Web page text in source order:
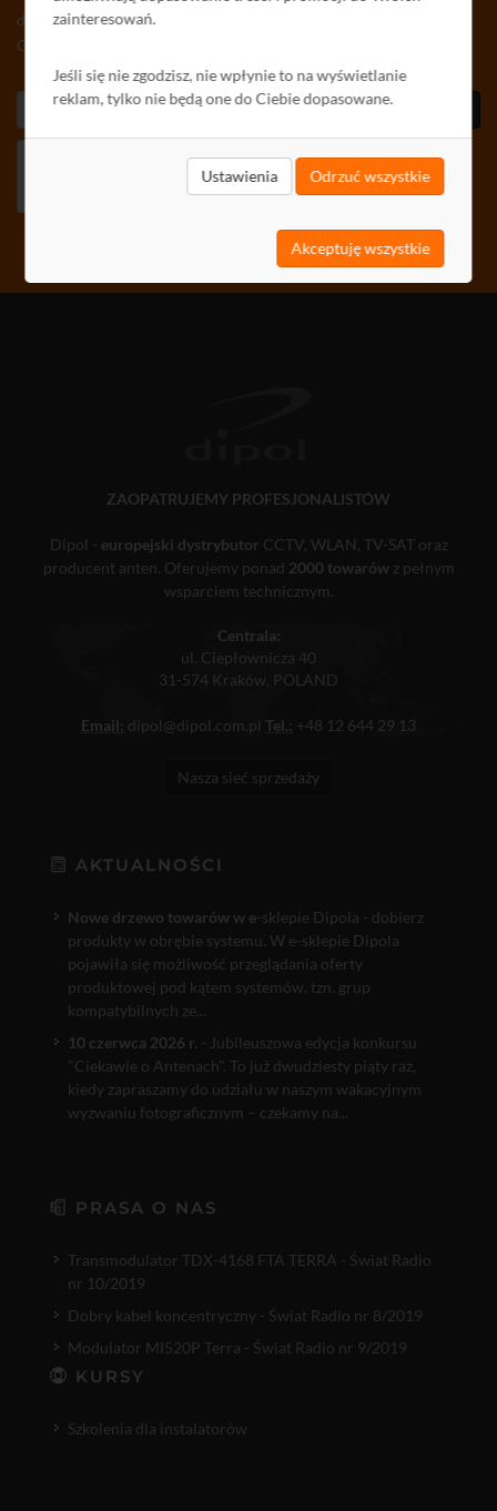
zainteresowań.
Jeśli się nie zgodzisz, nie wpłynie to na wyświetlanie
reklam, tylko nie będą one do Ciebie dopasowane.
Ustawienia Odrzuć wszystkie
Akceptuję wszystkie
drogą elektroniczną od DIPOL sp. z o.o. (dawniej: DIPOL
Gołaszewski, Waśniowski Spółka Jawna)
Zaprenumeruj
ZAOPATRUJEMY PROFESJONALISTÓW
Dipol - europejski dystrybutor CCTV, WLAN, TV-SAT oraz
producent anten. Oferujemy ponad 2000 towarówz pełnym
wsparciem technicznym.
Centrala:
ul. Ciepłownicza 40
31-574 Kraków, POLAND
Email: dipol@dipol.com.pl Tel.: +48 12 644 29 13
Nasza sieć sprzedaży
AKTUALNOŚCI
Nowe drzewo towarów w e-sklepie Dipola - dobierz
produkty w obrębie systemu. W e-sklepie Dipola
pojawiła się możliwość przeglądania oferty
produktowej pod kątem systemów, tzn. grup
kompatybilnych ze...
10 czerwca 2026 r. - Jubileuszowa edycja konkursu
"Ciekawie o Antenach". To już dwudziesty piąty raz,
kiedy zapraszamy do udziału w naszym wakacyjnym
wyzwaniu fotograficznym – czekamy na...
PRASA O NAS
Transmodulator TDX-4168 FTA TERRA - Świat Radio
nr 10/2019
Dobry kabel koncentryczny - Świat Radio nr 8/2019
Modulator MI520P Terra - Świat Radio nr 9/2019
KURSY
Szkolenia dla instalatorów